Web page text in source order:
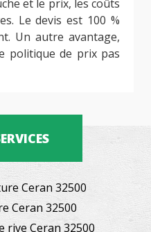
et le prix, les coûts
Le devis est 100 %
Un autre avantage,
politique de prix pas
Ceran 32500
Ceran 32500
rive Ceran 32500